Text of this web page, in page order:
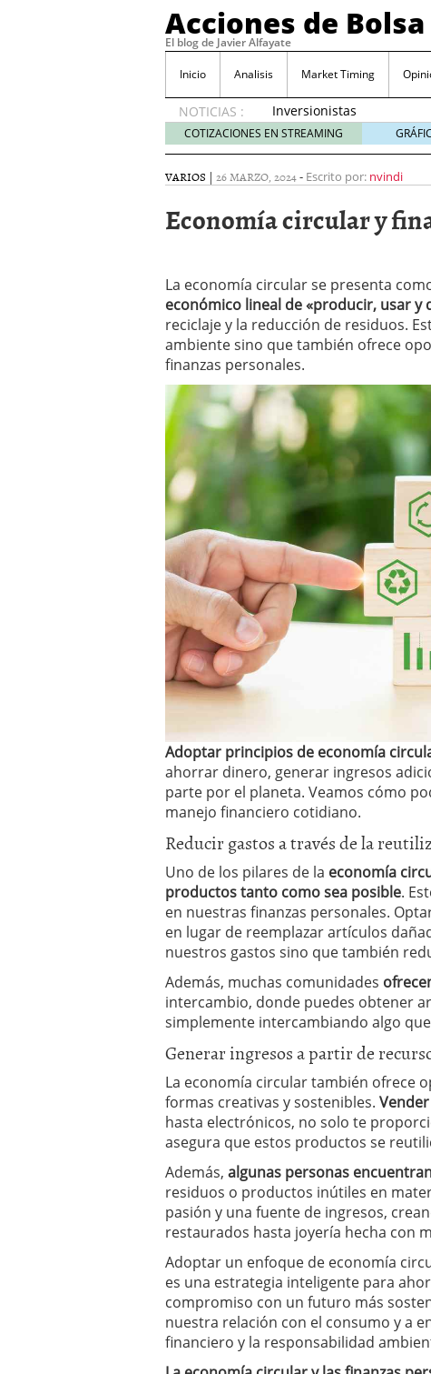
Acciones de Bolsa
El blog de Javier Alfayate
Inicio Analisis Market Timing
NOTICIAS :
Inversionistas
VIP en
México
creciente
por SIFX
Qué es una acción
noviembre 30, 2024
Entendiendo los ETF de
Dividend Kings: empresas
noviembre 12, 2024
Descubre RealAdvisor:
inmobiliarias septiembre
COTIZACIONES EN STREAMING
VARIOS | 26 MARZO, 2024- Escrito por: nvindi
Economía circular y
La economía circular se presenta
económico lineal de «producir, usar y
reciclaje y la reducción de residuos.
ambiente sino que también ofrece
finanzas personales.
Adoptar principios de economía
ahorrar dinero, generar ingresos
parte por el planeta. Veamos cómo
manejo financiero cotidiano.
Reducir gastos a través de la
Uno de los pilares de la economía
productos tanto como sea posible.
en nuestras finanzas personales.
en lugar de reemplazar artículos
nuestros gastos sino que también
Además, muchas comunidades
intercambio, donde puedes obtener
simplemente intercambiando algo
Generar ingresos a partir de
La economía circular también ofrece
formas creativas y sostenibles.
hasta electrónicos, no solo te
asegura que estos productos se
Además, algunas personas
residuos o productos inútiles en
pasión y una fuente de ingresos,
restaurados hasta joyería hecha con
Adoptar un enfoque de economía
es una estrategia inteligente para
compromiso con un futuro más
nuestra relación con el consumo y a
financiero y la responsabilidad